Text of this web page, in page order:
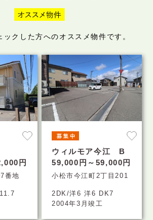
ックした方へのオススメ物件です。
円
番地
ウィルモア今江 B
59,000円～59,000円
小松市今江町2丁目201
2DK/洋6 洋6 DK7
2004年3月竣工